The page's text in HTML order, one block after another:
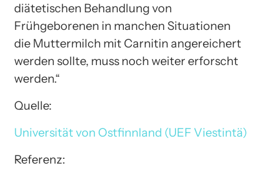
diätetischen Behandlung von
Frühgeborenen in manchen Situationen
die Muttermilch mit Carnitin angereichert
werden sollte, muss noch weiter erforscht
werden.“
Quelle:
Universität von Ostfinnland (UEF Viestintä)
Referenz: